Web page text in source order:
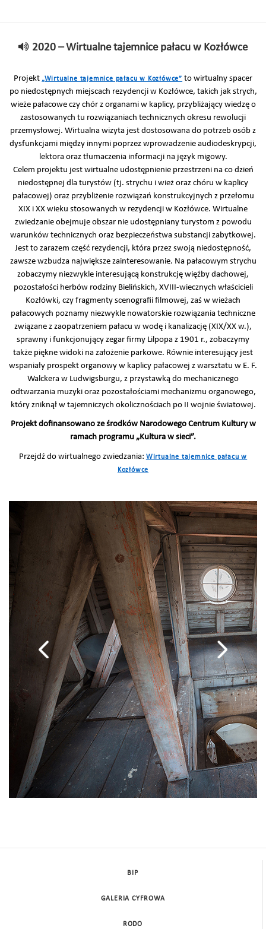
2020 – Wirtualne tajemnice pałacu w Kozłówce
Projekt „Wirtualne tajemnice pałacu w Kozłówce” to wirtualny spacer
po niedostępnych miejscach rezydencji w Kozłówce, takich jak strych,
wieże pałacowe czy chór z organami w kaplicy, przybliżający wiedzę o
zastosowanych tu rozwiązaniach technicznych okresu rewolucji
przemysłowej. Wirtualna wizyta jest dostosowana do potrzeb osób z
dysfunkcjami między innymi poprzez wprowadzenie audiodeskrypcji,
lektora oraz tłumaczenia informacji na język migowy.
Celem projektu jest wirtualne udostępnienie przestrzeni na co dzień
niedostępnej dla turystów (tj. strychu i wież oraz chóru w kaplicy
pałacowej) oraz przybliżenie rozwiązań konstrukcyjnych z przełomu
XIX i XX wieku stosowanych w rezydencji w Kozłówce. Wirtualne
zwiedzanie obejmuje obszar nie udostępniany turystom z powodu
warunków technicznych oraz bezpieczeństwa substancji zabytkowej.
Jest to zarazem część rezydencji, która przez swoją niedostępność,
zawsze wzbudza największe zainteresowanie. Na pałacowym strychu
zobaczymy niezwykle interesującą konstrukcję więźby dachowej,
pozostałości herbów rodziny Bielińskich, XVIII-wiecznych właścicieli
Kozłówki, czy fragmenty scenografii filmowej, zaś w wieżach
pałacowych poznamy niezwykle nowatorskie rozwiązania techniczne
związane z zaopatrzeniem pałacu w wodę i kanalizację (XIX/XX w.),
sprawny i funkcjonujący zegar firmy Lilpopa z 1901 r., zobaczymy
także piękne widoki na założenie parkowe. Równie interesujący jest
wspaniały prospekt organowy w kaplicy pałacowej z warsztatu w E. F.
Walckera w Ludwigsburgu, z przystawką do mechanicznego
odtwarzania muzyki oraz pozostałościami mechanizmu organowego,
który zniknął w tajemniczych okolicznościach po II wojnie światowej.
Projekt dofinansowano ze środków Narodowego Centrum Kultury w
ramach programu „Kultura w sieci”.
Przejdź do wirtualnego zwiedzania: Wirtualne tajemnice pałacu w
Kozłówce
BIP
GALERIA CYFROWA
RODO